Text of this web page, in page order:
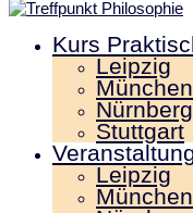
Kurs
Leipzig
München
Nürnberg
Stuttgart
Leipzig
München